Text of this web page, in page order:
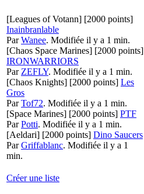
[Leagues of Votann] [2000 points]
Inainbranlable
ParWanee. Modifiée il y a 1 min.
[Chaos Space Marines] [2000 points]
IRONWARRIORS
Par ZEFLY. Modifiée il y a 1 min.
[Chaos Knights] [2000 points] Les
Gros
ParTof72. Modifiée il y a 1 min.
[Space Marines] [2000 points] PTF
ParPotti. Modifiée il y a 1 min.
[Aeldari] [2000 points] Dino Saucers
ParGriffablanc. Modifiée il y a 1
min.
Créer une liste